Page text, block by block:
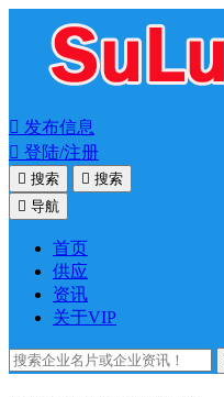
 发布信息
 登陆/注册
 搜索  搜索
 导航
首页
供应
资讯
关于VIP